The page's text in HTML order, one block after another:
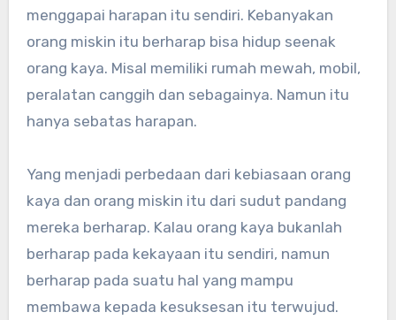
menggapai harapan itu sendiri. Kebanyakan
orang miskin itu berharap bisa hidup seenak
orang kaya. Misal memiliki rumah mewah, mobil,
peralatan canggih dan sebagainya. Namun itu
hanya sebatas harapan.
Yang menjadi perbedaan dari kebiasaan orang
kaya dan orang miskin itu dari sudut pandang
mereka berharap. Kalau orang kaya bukanlah
berharap pada kekayaan itu sendiri, namun
berharap pada suatu hal yang mampu
membawa kepada kesuksesan itu terwujud.